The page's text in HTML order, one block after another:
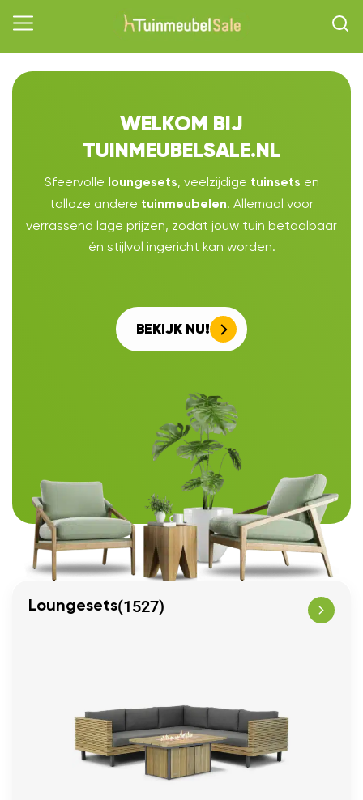
WELKOM BIJ
TUINMEUBELSALE.NL
Sfeervolle loungesets, veelzijdige tuinsets en
talloze andere tuinmeubelen. Allemaal voor
verrassend lage prijzen, zodat jouw tuin betaalbaar
én stijlvol ingericht kan worden.
BEKIJK NU!
Loungesets(1527)